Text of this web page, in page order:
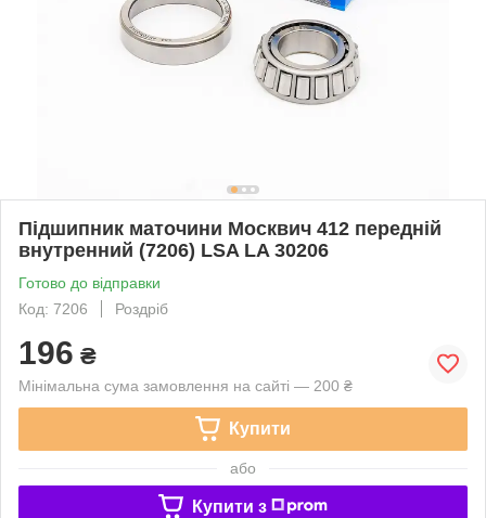
Підшипник маточини Москвич 412 передній
внутренний (7206) LSA LA 30206
Готово до відправки
Код: 7206
Роздріб
196 ₴
Мінімальна сума замовлення на сайті — 200 ₴
Купити
або
Купити з